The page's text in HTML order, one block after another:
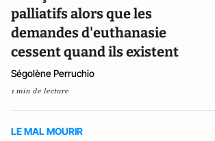
palliatifs alors que les
demandes d'euthanasie
cessent quand ils existent
Ségolène Perruchio
1 min de lecture
LE MAL MOURIR